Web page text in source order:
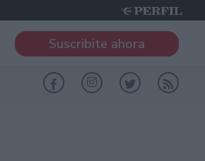
Suscribite ahora